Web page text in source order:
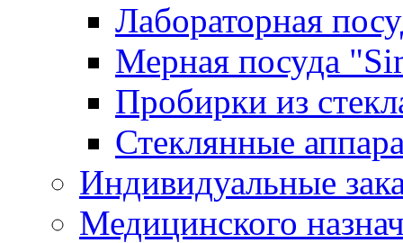
Лабораторная
Мерная посуда
Пробирки из
Стеклянные
Индивидуальные
Медицинского